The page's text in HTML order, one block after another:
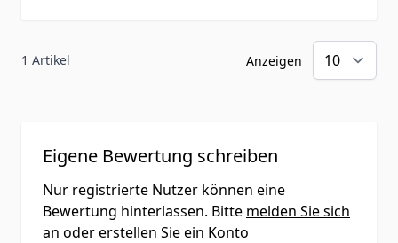
sogenannten sekundären
Pflanzenstoffen, eingenommen werden.
Dies unterstützt und optimiert die
Vitamin C spezial 600mg
einer normalen Funktion des
Immunsystems während und nach
1 Artikel Anzeigen
Eigene Bewertung schreiben
Nur registrierte Nutzer können eine
Bewertung hinterlassen. Bitte melden Sie sich
an odererstellen Sie ein Konto